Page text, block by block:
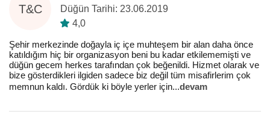
T&C
Düğün Tarihi: 23.06.2019
4,0
Şehir merkezinde doğayla iç içe muhteşem bir alan daha önce
katıldığım hiç bir organizasyon beni bu kadar etkilememişti ve
düğün gecem herkes tarafından çok beğenildi. Hizmet olarak ve
bize gösterdikleri ilgiden sadece biz değil tüm misafirlerim çok
memnun kaldı. Gördük ki böyle yerler için...devam